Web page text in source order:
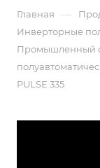
Главная —
Инверторные
Промышленный
PULSE 335